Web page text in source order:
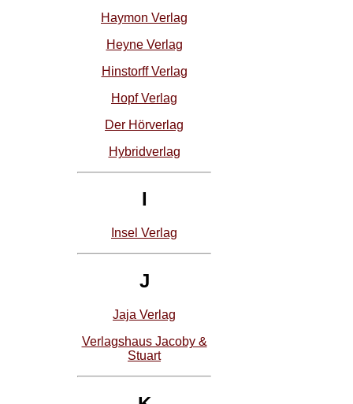
Haymon Verlag
Heyne Verlag
Hinstorff Verlag
Hopf Verlag
Der Hörverlag
Hybridverlag
I
Insel Verlag
J
Jaja Verlag
Verlagshaus Jacoby &
Stuart